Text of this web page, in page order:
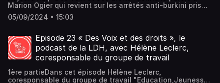
Marion Ogier qui revient sur les arrêtés anti-burkini pris
chaque année, en été, par certains maires et qui
cristallisent une controverse montrant la fragilisation de
dans le rappel du respect des libertés individuelles, la
primauté du droit sur les idées et opinions, le dévoiement
de la laïcité et la lutte contre un discours islamophobe et
discriminant.
05/09/2024 • 15:03
Episode 23 « Des Voix et des droits », le
podcast de la LDH, avec Hélène Leclerc,
coresponsable du groupe de travail
1ère partieDans cet épisode Hélène Leclerc,
coresponsable du groupe de travail "Education,Jeunesse